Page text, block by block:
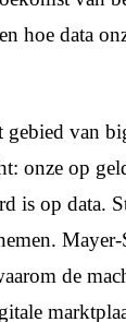
hoe data
gebied van
onze op
is op data.
de